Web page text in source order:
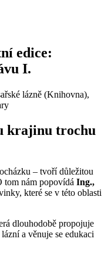
edice:
I.
lázně (Knihovna),
krajinu trochu
– tvoří důležitou
tom nám popovídá Ing.,
které se v této oblasti
dlouhodobě propojuje
a věnuje se edukaci